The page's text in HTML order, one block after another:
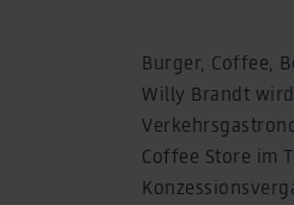
Burger, Coffee,
Willy Brandt
Coffee Store im